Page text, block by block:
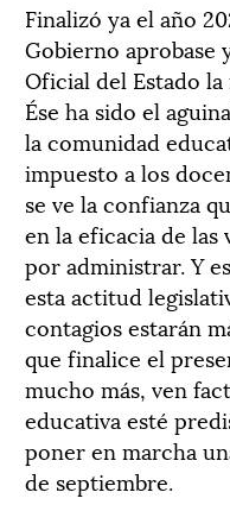
Finalizó ya el año
Gobierno aprobase
Oficial del Estado
Ése ha sido el
la comunidad
impuesto a los
se ve la confianza
en la eficacia de las
por administrar. Y
esta actitud
contagios estarán
que finalice el
mucho más, ven
educativa esté
poner en marcha
de septiembre.